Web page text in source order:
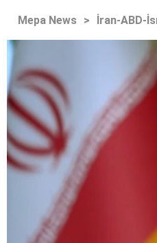
Mepa News > İran-ABD-